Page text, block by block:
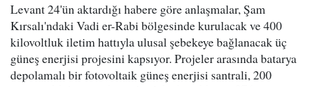
Levant 24'ün aktardığı habere göre anlaşmalar, Şam
Kırsalı'ndaki Vadi er-Rabi bölgesinde kurulacak ve 400
kilovoltluk iletim hattıyla ulusal şebekeye bağlanacak üç
güneş enerjisi projesini kapsıyor. Projeler arasında batarya
depolamalı bir fotovoltaik güneş enerjisi santrali, 200